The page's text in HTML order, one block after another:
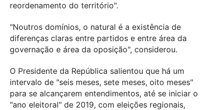
reordenamento do território".
"Noutros domínios, o natural é a existência de
diferenças claras entre partidos e entre área da
governação e área da oposição", considerou.
O Presidente da República salientou que há um
intervalo de "seis meses, sete meses, oito meses"
para se alcançarem entendimentos, até se iniciar o
"ano eleitoral" de 2019, com eleições regionais,